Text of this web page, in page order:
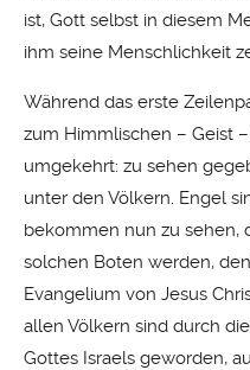
ist, Gott selbst in diesem
ihm seine Menschlichkeit
Während das erste
zum Himmlischen – Geist
umgekehrt: zu sehen
unter den Völkern. Engel
bekommen nun zu sehen,
solchen Boten werden,
Evangelium von Jesus
allen Völkern sind durch
Gottes Israels geworden,